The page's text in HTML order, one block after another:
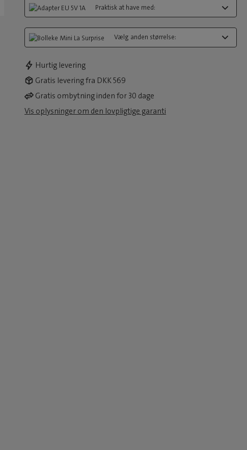
Praktisk at have med:
Vælg anden størrelse:
Hurtig levering
Gratis levering fra DKK 569
Gratis ombytning inden for 30 dage
Vis oplysninger om den lovpligtige garanti